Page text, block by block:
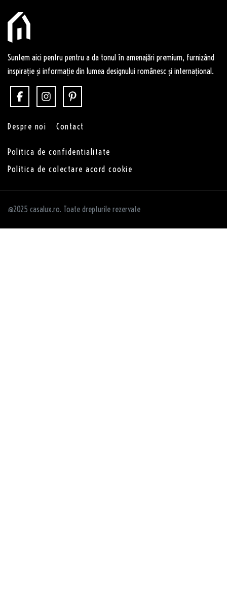
Suntem aici pentru pentru a da tonul în amenajări premium, furnizând
inspirație și informație din lumea designului românesc și internațional.
Despre noi Contact
Politica de confidentialitate
Politica de colectare acord cookie
@2025 casalux.ro. Toate drepturile rezervate